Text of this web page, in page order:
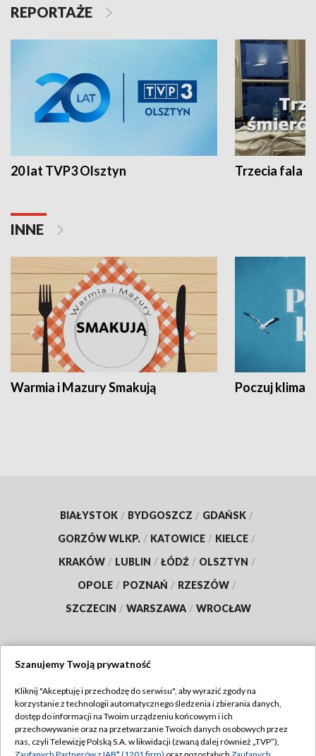
REPORTAŻE
20 lat TVP3 Olsztyn Trzecia fala -
INNE
Warmia i Mazury Smakują Poczuj klimat
BIAŁYSTOK / BYDGOSZCZ / GDAŃSK /
GORZÓW WLKP. / KATOWICE / KIELCE /
KRAKÓW / LUBLIN / ŁÓDŹ / OLSZTYN /
OPOLE / POZNAŃ / RZESZÓW /
SZCZECIN / WARSZAWA / WROCŁAW
TVP
Abonament TVP
Emisja w TVP
Regulamin TVP
Szanujemy Twoją prywatność
Kliknij "Akceptuję i przechodzę do serwisu", aby wyrazić zgody na
korzystanie z technologii automatycznego śledzenia i zbierania danych,
dostęp do informacji na Twoim urządzeniu końcowym i ich
przechowywanie oraz na przetwarzanie Twoich danych osobowych przez
nas, czyli Telewizję Polską S.A. w likwidacji (zwaną dalej również „TVP”),